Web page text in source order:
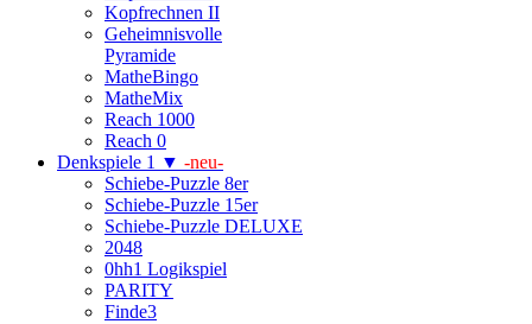
Kopfrechnen II
Geheimnisvolle
Pyramide
MatheBingo
MatheMix
Reach 1000
Reach 0
Denkspiele 1 ▼ -neu-
Schiebe-Puzzle 8er
Schiebe-Puzzle 15er
Schiebe-Puzzle DELUXE
2048
0hh1 Logikspiel
PARITY
Finde3